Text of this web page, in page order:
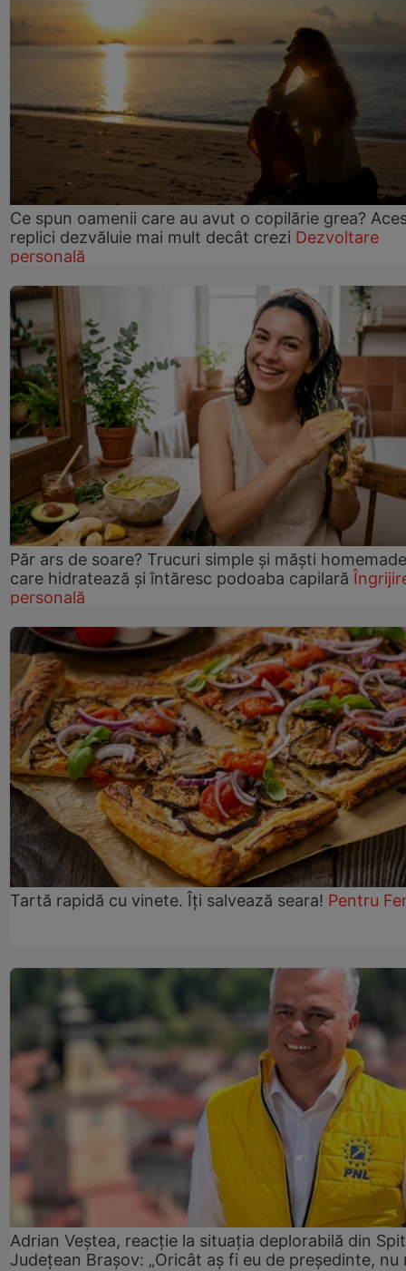
Ce spun oamenii care au avut o copilărie grea?
replici dezvăluie mai mult decât crezi Dezvoltare
personală
Păr ars de soare? Trucuri simple și măști homemade
care hidratează și întăresc podoaba capilară
personală
Tartă rapidă cu vinete. Îți salvează seara! Pentru
Adrian Veștea, reacție la situația deplorabilă din
Județean Brașov: „Oricât aș fi eu de președinte, nu